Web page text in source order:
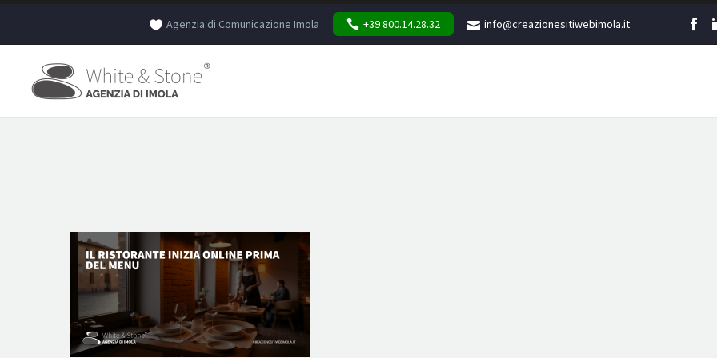
Agenzia di Comunicazione Imola +39 800.14.28.32 info@creazionesitiwebimola.it